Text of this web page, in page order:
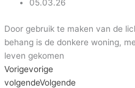
05.03.26
Door gebruik te maken van de
behang is de donkere woning,
leven gekomen
Vorigevorige
volgendeVolgende